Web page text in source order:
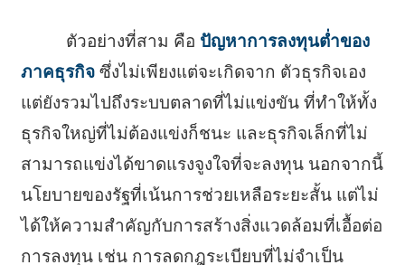
ตัวอย่างที่สาม คือ ปัญหาการลงทุนต่ำของ
ภาคธุรกิจซึ่งไม่เพียงแต่จะเกิดจาก ตัวธุรกิจเอง
แต่ยังรวมไปถึงระบบตลาดที่ไม่แข่งขัน ที่ทำให้ทั้ง
ธุรกิจใหญ่ที่ไม่ต้องแข่งก็ชนะ และธุรกิจเล็กที่ไม่
สามารถแข่งได้ขาดแรงจูงใจที่จะลงทุน นอกจากนี้
นโยบายของรัฐที่เน้นการช่วยเหลือระยะสั้น แต่ไม่
ได้ให้ความสำคัญกับการสร้างสิ่งแวดล้อมที่เอื้อต่อ
การลงทุน เช่น การลดกฎระเบียบที่ไม่จำเป็น